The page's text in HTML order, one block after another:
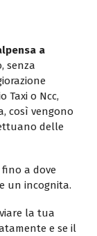
a
senza
Taxi o Ncc,
così vengono
delle
a dove
un incognita.
la tua
e se il